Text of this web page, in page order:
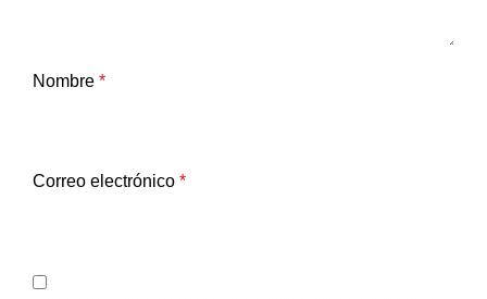
Nombre *
Correo electrónico *